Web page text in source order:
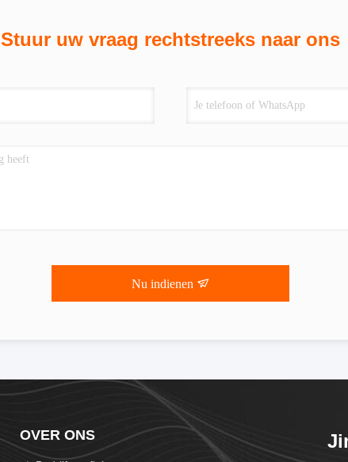
Stuur uw vraag rechtstreeks naar ons
Nu indienen
OVER ONS